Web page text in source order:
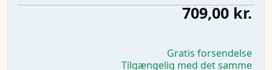
709,00 kr.
Gratis forsendelse
Tilgængelig med det samme